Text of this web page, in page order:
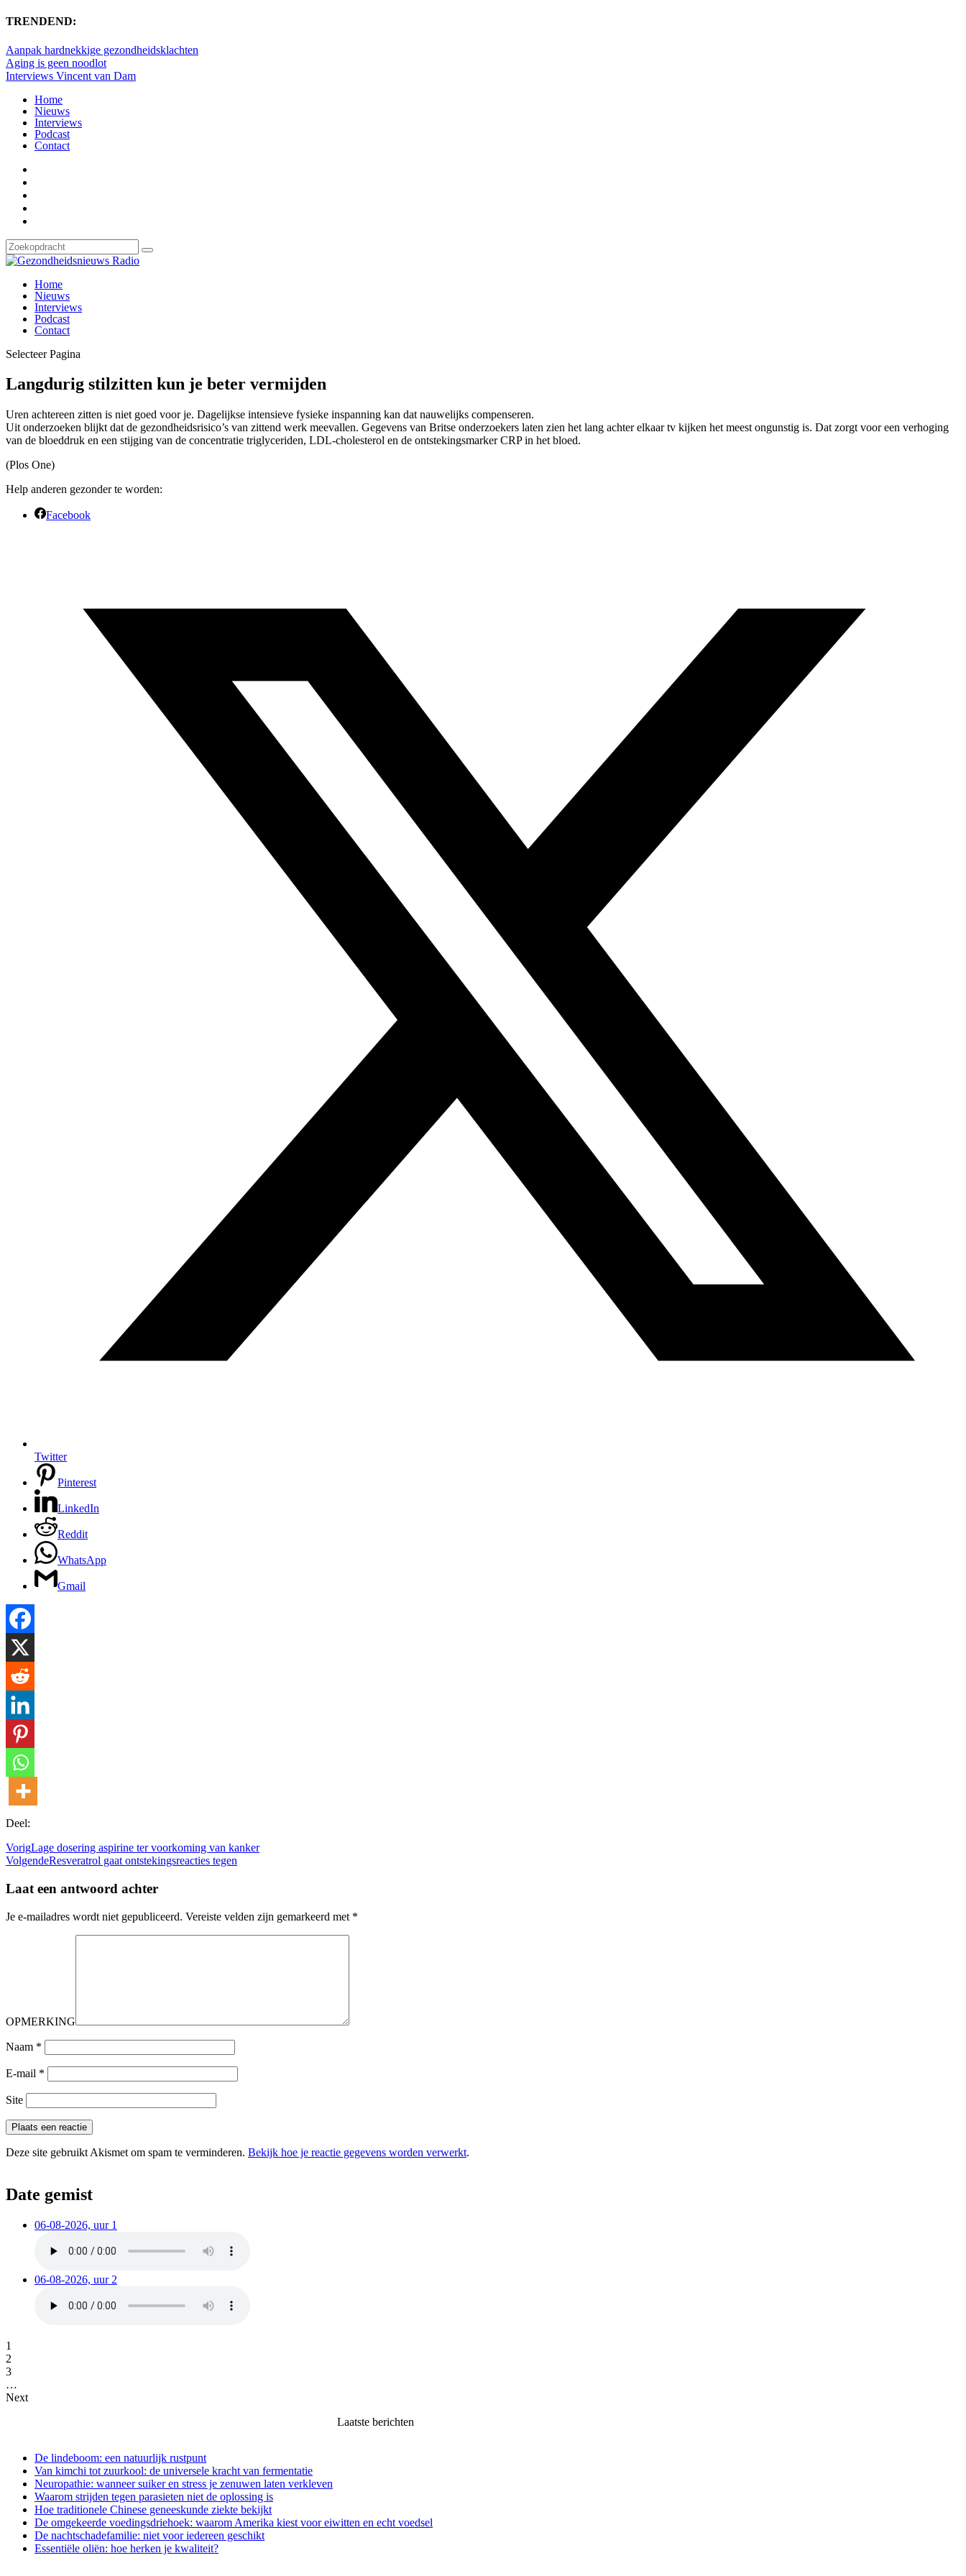
TRENDEND:
Aanpak hardnekkige gezondheidsklachten
Aging is geen noodlot
Interviews Vincent van Dam
Home
Nieuws
Interviews
Podcast
Contact
Home
Nieuws
Interviews
Podcast
Contact
Selecteer Pagina
Langdurig stilzitten kun je beter vermijden
Uren achtereen zitten is niet goed voor je. Dagelijkse intensieve fysieke inspanning kan dat nauwelijks compenseren.
Uit onderzoeken blijkt dat de gezondheidsrisico’s van zittend werk meevallen. Gegevens van Britse onderzoekers laten zien het lang achter elkaar tv kijken het meest ongunstig is. Dat zorgt voor een verhoging
van de bloeddruk en een stijging van de concentratie triglyceriden, LDL-cholesterol en de ontstekingsmarker CRP in het bloed.
(Plos One)
Help anderen gezonder te worden:
Facebook
Twitter
Pinterest
LinkedIn
Reddit
WhatsApp
Gmail
Deel:
VorigLage dosering aspirine ter voorkoming van kanker
VolgendeResveratrol gaat ontstekingsreacties tegen
Laat een antwoord achter
Je e-mailadres wordt niet gepubliceerd. Vereiste velden zijn gemarkeerd met *
OPMERKING
Naam *
E-mail *
Site
Deze site gebruikt Akismet om spam te verminderen. Bekijk hoe je reactie gegevens worden verwerkt.
Date gemist
06-08-2026, uur 1
06-08-2026, uur 2
1
2
3
…
Next
Laatste berichten
De lindeboom: een natuurlijk rustpunt
Van kimchi tot zuurkool: de universele kracht van fermentatie
Neuropathie: wanneer suiker en stress je zenuwen laten verkleven
Waarom strijden tegen parasieten niet de oplossing is
Hoe traditionele Chinese geneeskunde ziekte bekijkt
De omgekeerde voedingsdriehoek: waarom Amerika kiest voor eiwitten en echt voedsel
De nachtschadefamilie: niet voor iedereen geschikt
Essentiële oliën: hoe herken je kwaliteit?